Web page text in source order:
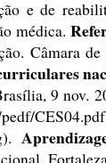
e de
médica.
Câmara
9 nov.
CES04.pdf